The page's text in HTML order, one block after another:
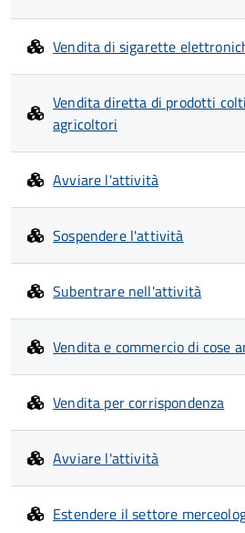
Vendita di sigarette
Vendita diretta di prodotti
agricoltori
Avviare l'attività
Sospendere l'attività
Subentrare nell'attività
Vendita e commercio di cose
Vendita per corrispondenza
Avviare l'attività
Estendere il settore